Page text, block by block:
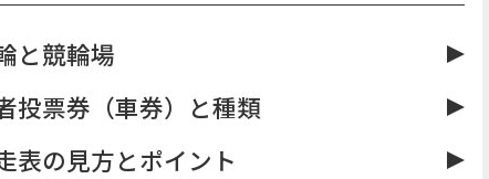
と競輪場
投票券（車券）と種類
表の見方とポイント